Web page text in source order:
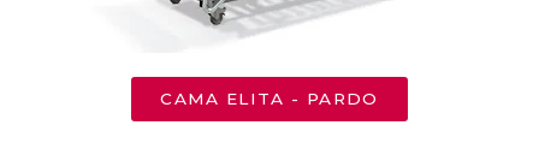
CAMA ELITA - PARDO